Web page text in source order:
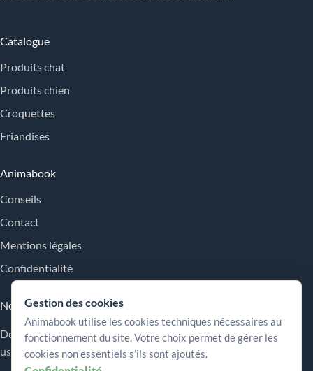
Catalogue
Produits chat
Produits chien
Croquettes
Friandises
Animabook
Conseils
Contact
Mentions légales
Confidentialité
Nos engagements
Des repères simples pour comparer les offres, comprendre les
usages et choisir plus sereinement.
Gestion des cookies
Animabook utilise les cookies techniques nécessaires au
fonctionnement du site. Votre choix permet de gérer les
cookies non essentiels s’ils sont ajoutés.